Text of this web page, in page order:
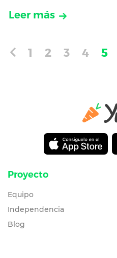
Leer más
1 2 3 4 5
Proyecto
Equipo
Independencia
Blog